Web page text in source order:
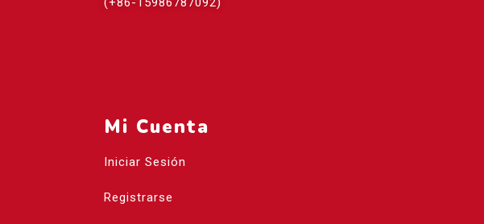
Mi Cuenta
Iniciar Sesión
Registrarse